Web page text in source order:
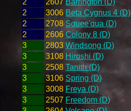
2
3006 Beta Cygnus 4 (D)
2
2708 Squee'qua (D)
2
2606 Colony 8 (D)
3
2803 Windsong (D)
3
3108 Hiroshi (D)
3
2508 Tanith (D)
3
3106 Spring (D)
3
3008 Freya (D)
3
2507 Freedom (D)